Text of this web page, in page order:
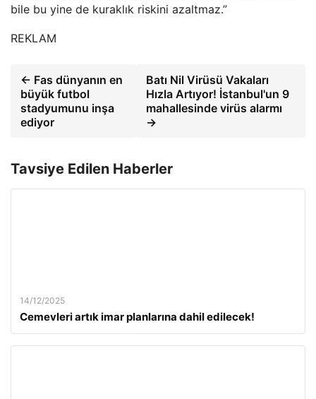
bile bu yine de kuraklık riskini azaltmaz.”
REKLAM
← Fas dünyanın en
büyük futbol
stadyumunu inşa
ediyor
Batı Nil Virüsü Vakaları
Hızla Artıyor! İstanbul'un 9
mahallesinde virüs alarmı
→
Tavsiye Edilen Haberler
14/12/2025
Cemevleri artık imar planlarına dahil edilecek!